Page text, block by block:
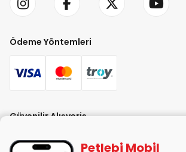
Ödeme Yöntemleri
Güvenilir Alışveriş
Petlebi Mobil